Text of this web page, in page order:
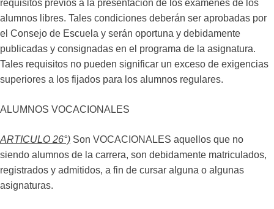
requisitos previos a la presentación de los exámenes de los
alumnos libres. Tales condiciones deberán ser aprobadas por
el Consejo de Escuela y serán oportuna y debidamente
publicadas y consignadas en el programa de la asignatura.
Tales requisitos no pueden significar un exceso de exigencias
superiores a los fijados para los alumnos regulares.
ALUMNOS VOCACIONALES
ARTICULO 26°) Son VOCACIONALES aquellos que no
siendo alumnos de la carrera, son debidamente matriculados,
registrados y admitidos, a fin de cursar alguna o algunas
asignaturas.